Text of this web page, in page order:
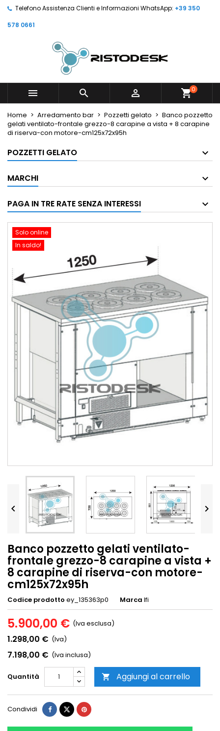
Telefono Assistenza Clienti e Informazioni WhatsApp: +39 350
578 0661
   shopping_cart0
Home Arredamento bar Pozzetti gelato
Banco pozzetto
gelati ventilato-frontale grezzo-8 carapine a vista + 8 carapine
di riserva-con motore-cm125x72x95h
POZZETTI GELATO
MARCHI
PAGA IN TRE RATE SENZA INTERESSI
Solo online
In saldo!
 
Banco pozzetto gelati ventilato-
frontale grezzo-8 carapine a vista +
8 carapine di riserva-con motore-
cm125x72x95h
Codice prodotto ey_135363p0 Marca Ifi
5.900,00 € (Iva esclusa)
1.298,00 € (Iva)
7.198,00 € (Iva inclusa)
Quantità  Aggiungi al carrello
Condividi